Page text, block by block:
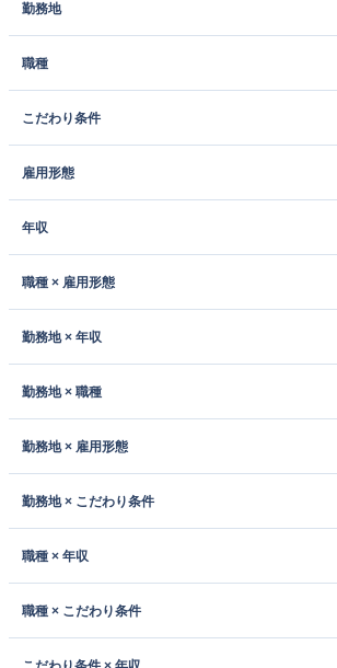
勤務地
職種
こだわり条件
雇用形態
年収
職種 × 雇用形態
勤務地 × 年収
勤務地 × 職種
勤務地 × 雇用形態
勤務地 × こだわり条件
職種 × 年収
職種 × こだわり条件